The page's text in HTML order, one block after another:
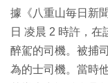
據《八重山毎日新
日 凌晨 2 時許，
醉駕的司機。被捕
為的士司機。當時